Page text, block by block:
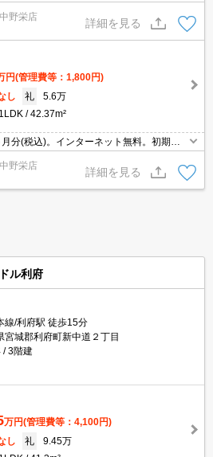
焚き機能付バス。キッチンは対面式。浴
ホン有。物置あり。温水洗浄便座付き。南
野栄店
詳細を見る
円(管理費等：1,800円)
し 礼
5.6万
1LDK 42.37m²
分(税込)。インターネット無料。初期費
アコン2基付き。
野栄店
詳細を見る
ル利府
線/利府駅 徒歩15分
宮城郡利府町新中道２丁目
3階建
万円(管理費等：4,100円)
し 礼
9.45万